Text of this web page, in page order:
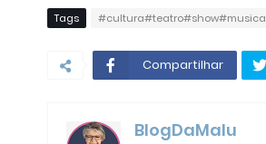
Tags #cultura#teatro#show#musica
Compartilhar
BlogDaMalu